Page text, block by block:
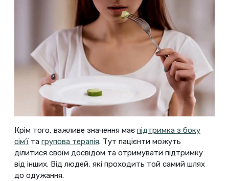
Крім того, важливе значення має підтримка з боку
сім’ї та групова терапія. Тут пацієнти можуть
ділитися своїм досвідом та отримувати підтримку
від інших. Від людей, які проходить той самий шлях
до одужання.